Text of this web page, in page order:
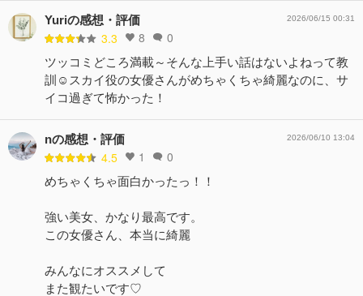
Yuriの感想・評価
3.3 8 0
2026/06/15 00:31
ツッコミどころ満載～そんな上手い話はないよねって教
訓☺︎︎スカイ役の女優さんがめちゃくちゃ綺麗なのに、サ
イコ過ぎて怖かった！
nの感想・評価
4.5 1 0
2026/06/10 13:04
めちゃくちゃ面白かったっ！！
強い美女、かなり最高です。
この女優さん、本当に綺麗
みんなにオススメして
また観たいです♡